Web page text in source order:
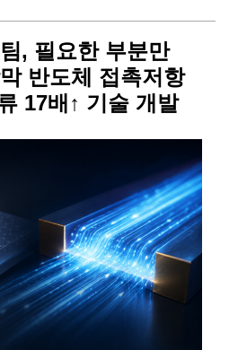
, 필요한 부분만
반도체 접촉저항
17배↑ 기술 개발